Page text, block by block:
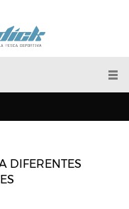
DIFERENTES